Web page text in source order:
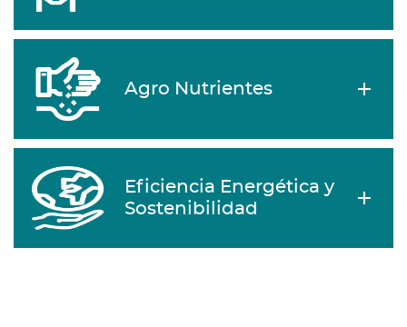
Agro Nutrientes
Eficiencia Energética y
Sostenibilidad